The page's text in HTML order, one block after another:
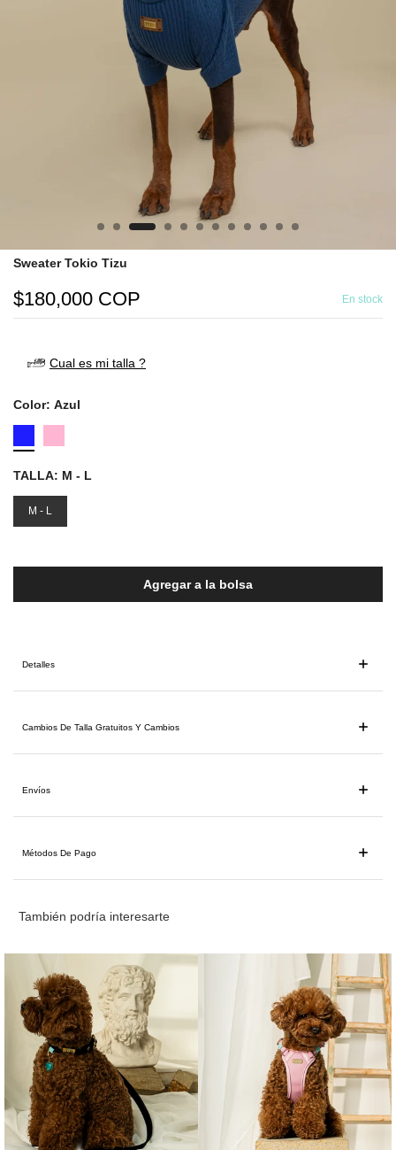
Sweater Tokio Tizu
$180,000 COP En stock
Cual es mi talla ?
Color: Azul
TALLA: M - L
M - L
Agregar a la bolsa
Detalles
Cambios De Talla Gratuitos Y Cambios
Envíos
Métodos De Pago
También podría interesarte